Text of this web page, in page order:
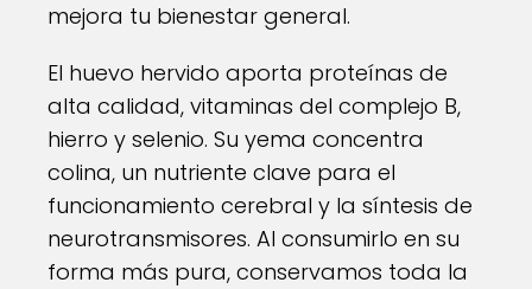
mejora tu bienestar general.
El huevo hervido aporta proteínas de
alta calidad, vitaminas del complejo B,
hierro y selenio. Su yema concentra
colina, un nutriente clave para el
funcionamiento cerebral y la síntesis de
neurotransmisores. Al consumirlo en su
forma más pura, conservamos toda la